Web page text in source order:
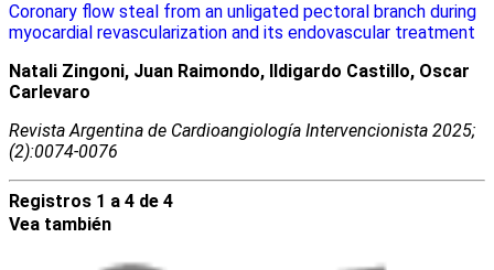
Coronary flow steal from an unligated pectoral branch during
myocardial revascularization and its endovascular treatment
Natali Zingoni, Juan Raimondo, Ildigardo Castillo, Oscar
Carlevaro
Revista Argentina de Cardioangiologí­a Intervencionista 2025;
(2):0074-0076
Registros 1 a 4 de 4
Vea también